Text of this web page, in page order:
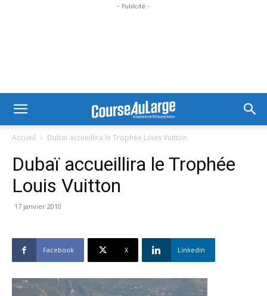
- Publicité -
Accueil Dubaï accueillira le Trophée Louis Vuitton
Dubaï accueillira le Trophée
Louis Vuitton
17 janvier 2010
Facebook X Linkedin